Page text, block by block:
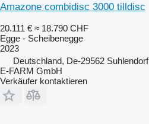
Amazone combidisc 3000 tilldisc
20.111 € ≈ 18.790 CHF
Egge - Scheibenegge
2023
Deutschland, De-29562 Suhlendorf
E-FARM GmbH
Verkäufer kontaktieren